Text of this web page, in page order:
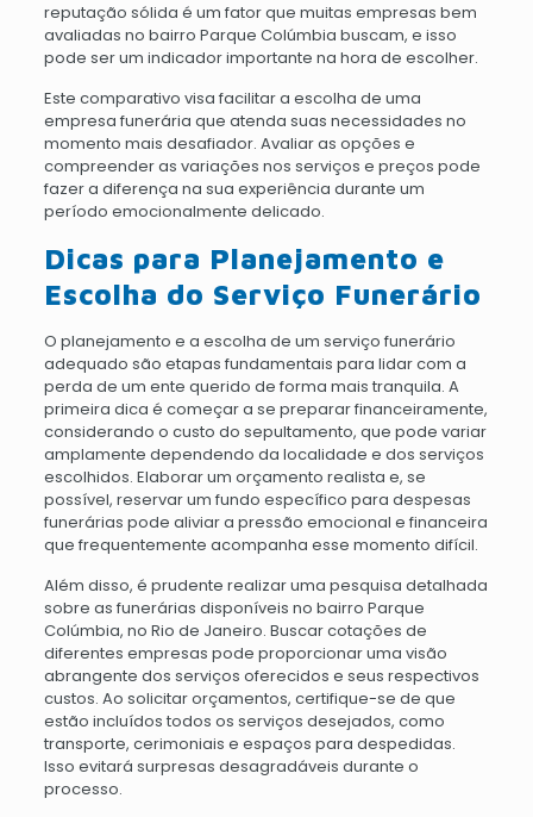
reputação sólida é um fator que muitas empresas bem
avaliadas no bairro Parque Colúmbia buscam, e isso
pode ser um indicador importante na hora de escolher.
Este comparativo visa facilitar a escolha de uma
empresa funerária que atenda suas necessidades no
momento mais desafiador. Avaliar as opções e
compreender as variações nos serviços e preços pode
fazer a diferença na sua experiência durante um
período emocionalmente delicado.
Dicas para Planejamento e
Escolha do Serviço Funerário
O planejamento e a escolha de um serviço funerário
adequado são etapas fundamentais para lidar com a
perda de um ente querido de forma mais tranquila. A
primeira dica é começar a se preparar financeiramente,
considerando o custo do sepultamento, que pode variar
amplamente dependendo da localidade e dos serviços
escolhidos. Elaborar um orçamento realista e, se
possível, reservar um fundo específico para despesas
funerárias pode aliviar a pressão emocional e financeira
que frequentemente acompanha esse momento difícil.
Além disso, é prudente realizar uma pesquisa detalhada
sobre as funerárias disponíveis no bairro Parque
Colúmbia, no Rio de Janeiro. Buscar cotações de
diferentes empresas pode proporcionar uma visão
abrangente dos serviços oferecidos e seus respectivos
custos. Ao solicitar orçamentos, certifique-se de que
estão incluídos todos os serviços desejados, como
transporte, cerimoniais e espaços para despedidas.
Isso evitará surpresas desagradáveis durante o
processo.